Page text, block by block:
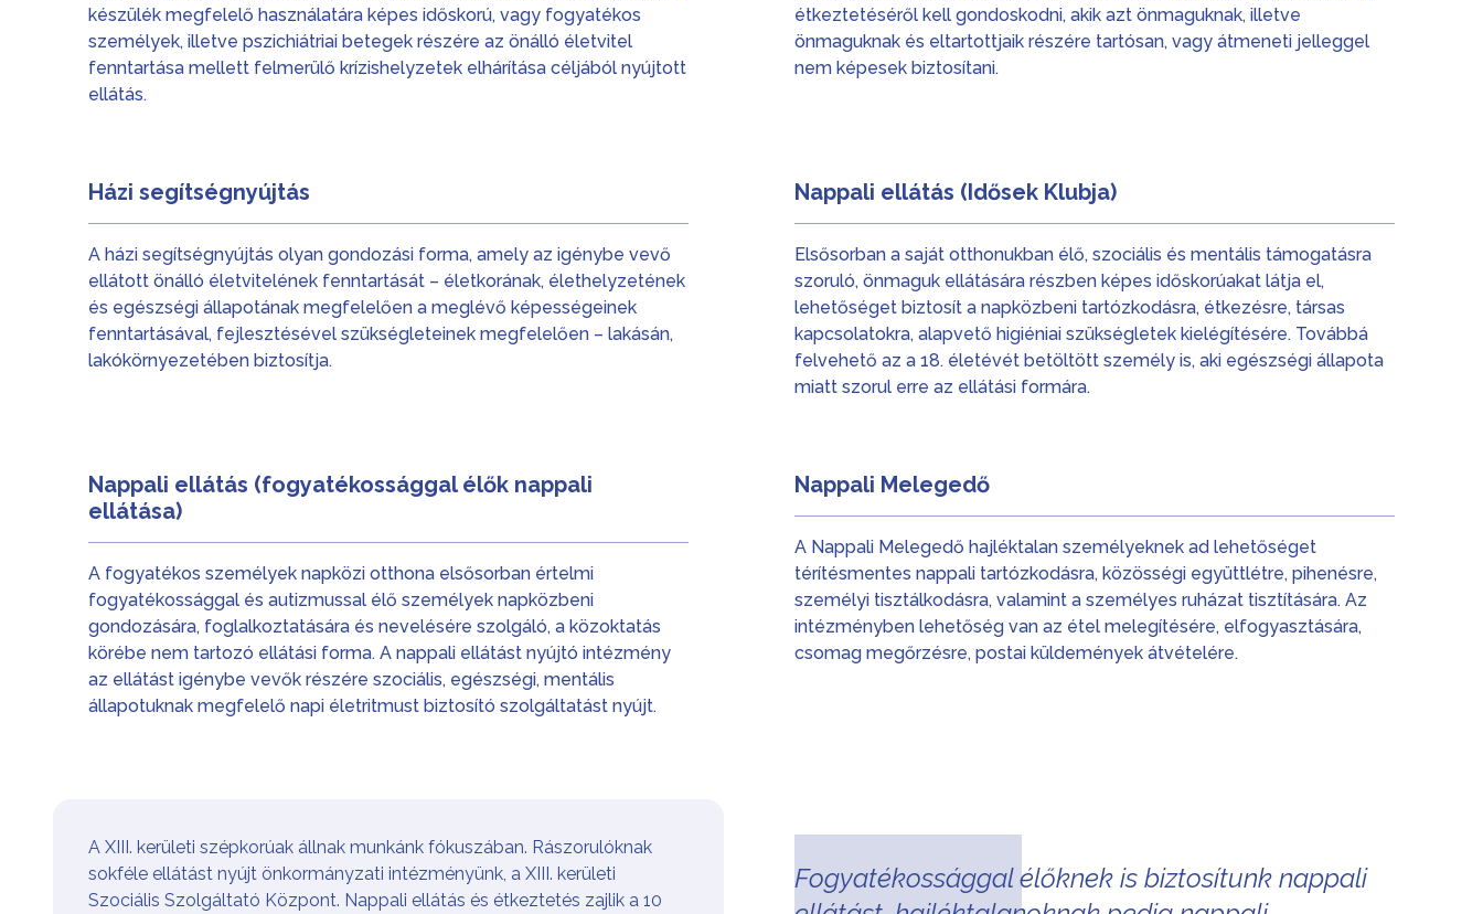
készülék megfelelő használatára képes időskorú, vagy fogyatékos
személyek, illetve pszichiátriai betegek részére az önálló életvitel
fenntartása mellett felmerülő krízishelyzetek elhárítása céljából nyújtott
ellátás.
étkeztetéséről kell gondoskodni, akik azt önmaguknak, illetve
önmaguknak és eltartottjaik részére tartósan, vagy átmeneti jelleggel
nem képesek biztosítani.
Házi segítségnyújtás
A házi segítségnyújtás olyan gondozási forma, amely az igénybe vevő
ellátott önálló életvitelének fenntartását – életkorának, élethelyzetének
és egészségi állapotának megfelelően a meglévő képességeinek
fenntartásával, fejlesztésével szükségleteinek megfelelően – lakásán,
lakókörnyezetében biztosítja.
Nappali ellátás (Idősek Klubja)
Elsősorban a saját otthonukban élő, szociális és mentális támogatásra
szoruló, önmaguk ellátására részben képes időskorúakat látja el,
lehetőséget biztosít a napközbeni tartózkodásra, étkezésre, társas
kapcsolatokra, alapvető higiéniai szükségletek kielégítésére. Továbbá
felvehető az a 18. életévét betöltött személy is, aki egészségi állapota
miatt szorul erre az ellátási formára.
Nappali ellátás (fogyatékossággal élők nappali
ellátása)
A fogyatékos személyek napközi otthona elsősorban értelmi
fogyatékossággal és autizmussal élő személyek napközbeni
gondozására, foglalkoztatására és nevelésére szolgáló, a közoktatás
körébe nem tartozó ellátási forma. A nappali ellátást nyújtó intézmény
az ellátást igénybe vevők részére szociális, egészségi, mentális
állapotuknak megfelelő napi életritmust biztosító szolgáltatást nyújt.
Nappali Melegedő
A Nappali Melegedő hajléktalan személyeknek ad lehetőséget
térítésmentes nappali tartózkodásra, közösségi együttlétre, pihenésre,
személyi tisztálkodásra, valamint a személyes ruházat tisztítására. Az
intézményben lehetőség van az étel melegítésére, elfogyasztására,
csomag megőrzésre, postai küldemények átvételére.
A XIII. kerületi szépkorúak állnak munkánk fókuszában. Rászorulóknak
sokféle ellátást nyújt önkormányzati intézményünk, a XIII. kerületi
Szociális Szolgáltató Központ. Nappali ellátás és étkeztetés zajlik a 10
Fogyatékossággal élőknek is biztosítunk nappali